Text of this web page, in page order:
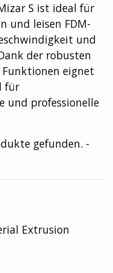
S ist ideal für
und leisen FDM-
und
der robusten
eignet
für
und professionelle
gefunden. -
Extrusion